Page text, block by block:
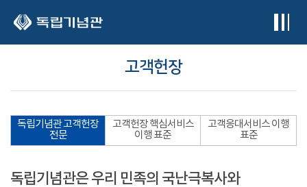
고객헌장
독립기념관 고객헌장
전문
고객헌장 핵심서비스
이행 표준
고객응대서비스 이행
표준
독립기념관은 우리 민족의 국난극복사와